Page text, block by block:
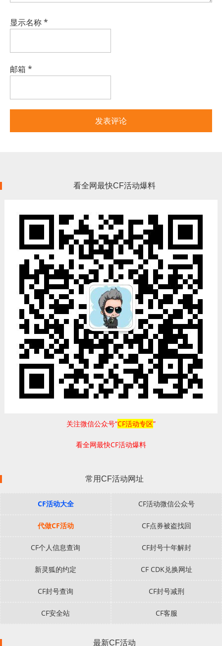
显示名称*
邮箱 *
看全网最快CF活动爆料
关注微信公众号“CF活动专区”
看全网最快CF活动爆料
常用CF活动网址
CF活动大全 CF活动微信公众号
代做CF活动 CF点券被盗找回
CF个人信息查询 CF封号十年解封
新灵狐的约定 CF CDK兑换网址
CF封号查询 CF封号减刑
CF安全站 CF客服
最新CF活动